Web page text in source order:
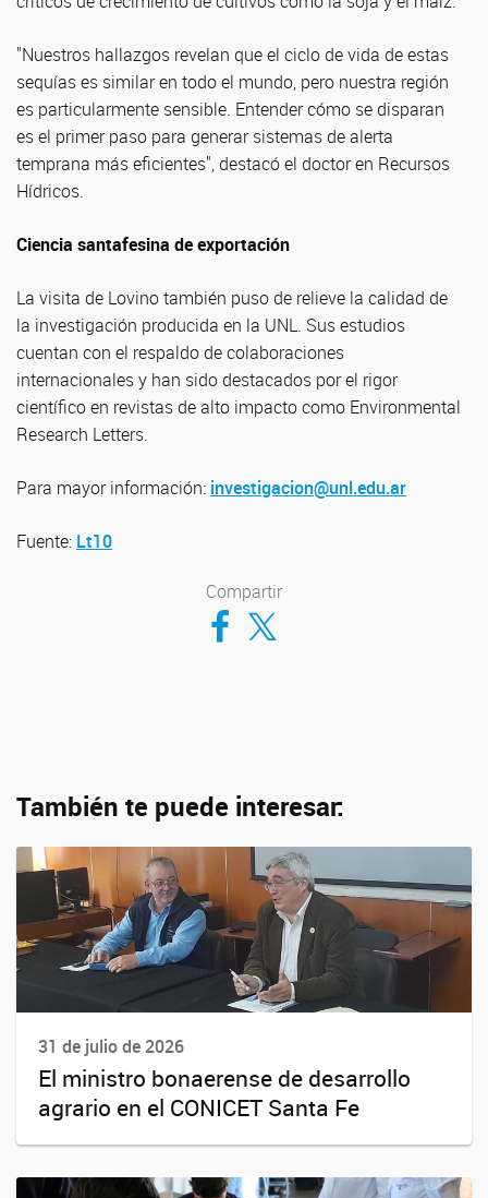
"Nuestros hallazgos revelan que el ciclo de vida de estas
sequías es similar en todo el mundo, pero nuestra región
es particularmente sensible. Entender cómo se disparan
es el primer paso para generar sistemas de alerta
temprana más eficientes", destacó el doctor en Recursos
Hídricos.
Ciencia santafesina de exportación
La visita de Lovino también puso de relieve la calidad de
la investigación producida en la UNL. Sus estudios
cuentan con el respaldo de colaboraciones
internacionales y han sido destacados por el rigor
científico en revistas de alto impacto como Environmental
Research Letters.
Para mayor información: investigacion@unl.edu.ar
Fuente: Lt10
Compartir
Compartir en Facebook
Compartir en Twitter
También te puede interesar:
31 de julio de 2026
El ministro bonaerense de desarrollo
agrario en el CONICET Santa Fe